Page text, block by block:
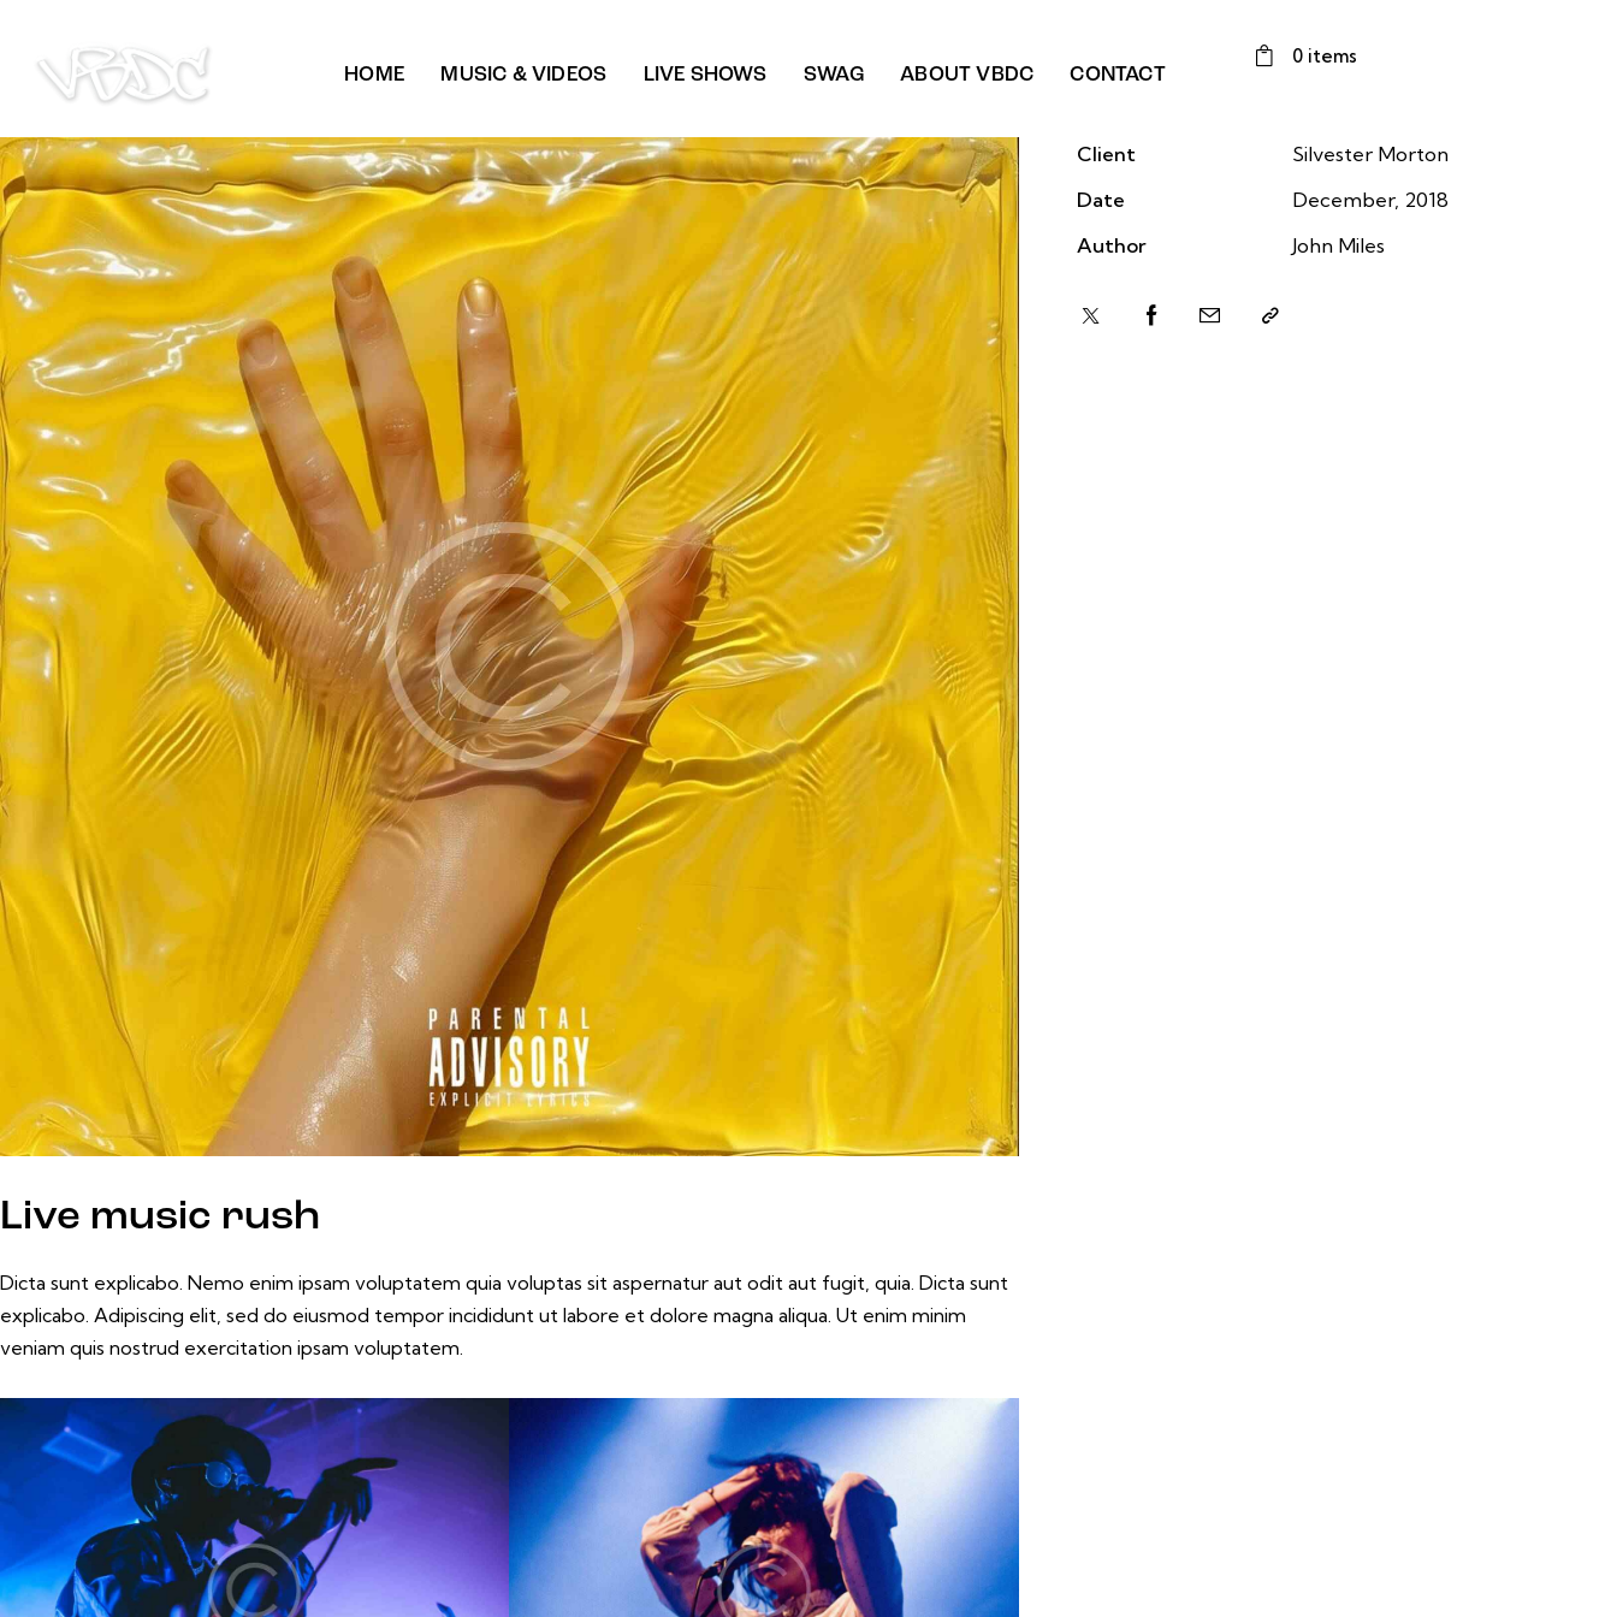
HOME MUSIC & VIDEOS LIVE SHOWS SWAG ABOUT VBDC CONTACT
0 items
Live music rush
Dicta sunt explicabo. Nemo enim ipsam voluptatem quia voluptas sit aspernatur aut odit aut fugit, quia. Dicta sunt
explicabo. Adipiscing elit, sed do eiusmod tempor incididunt ut labore et dolore magna aliqua. Ut enim minim
veniam quis nostrud exercitation ipsam voluptatem.
Client
Silvester Morton
Date
December, 2018
Author
John Miles